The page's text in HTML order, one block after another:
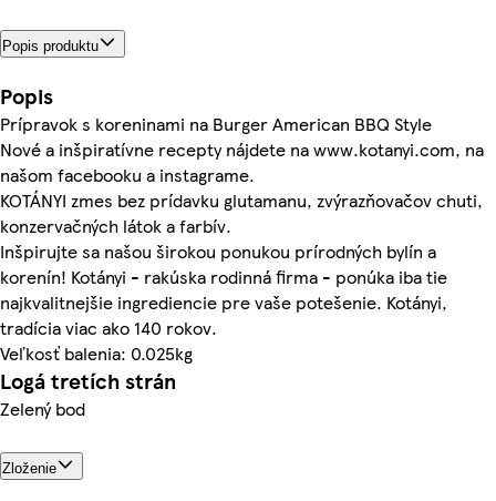
Popis produktu
Popis
Prípravok s koreninami na Burger American BBQ Style
Nové a inšpiratívne recepty nájdete na www.kotanyi.com, na
našom facebooku a instagrame.
KOTÁNYI zmes bez prídavku glutamanu, zvýrazňovačov chuti,
konzervačných látok a farbív.
Inšpirujte sa našou širokou ponukou prírodných bylín a
korenín! Kotányi - rakúska rodinná firma - ponúka iba tie
najkvalitnejšie ingrediencie pre vaše potešenie. Kotányi,
tradícia viac ako 140 rokov.
Veľkosť balenia: 0.025kg
Logá tretích strán
Zelený bod
Zloženie